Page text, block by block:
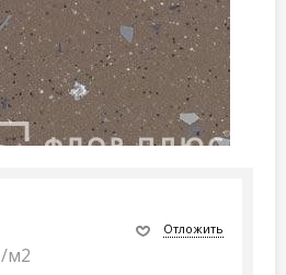
/м2
Отложить